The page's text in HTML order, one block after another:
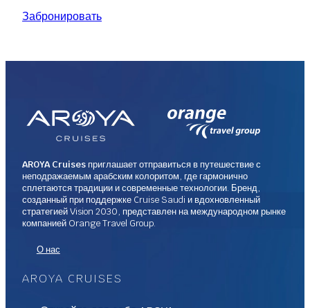
Забронировать
AROYA Cruises приглашает отправиться в путешествие с
неподражаемым арабским колоритом, где гармонично
сплетаются традиции и современные технологии. Бренд,
созданный при поддержке Cruise Saudi и вдохновленный
стратегией Vision 2030, представлен на международном рынке
компанией Orange Travel Group.
О нас
AROYA CRUISES